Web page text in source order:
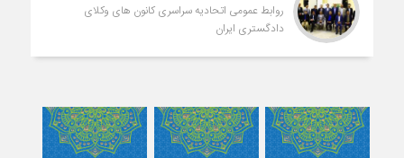
روابط عمومی اتحادیه سراسری کانون های وکلای
دادگستری ایران